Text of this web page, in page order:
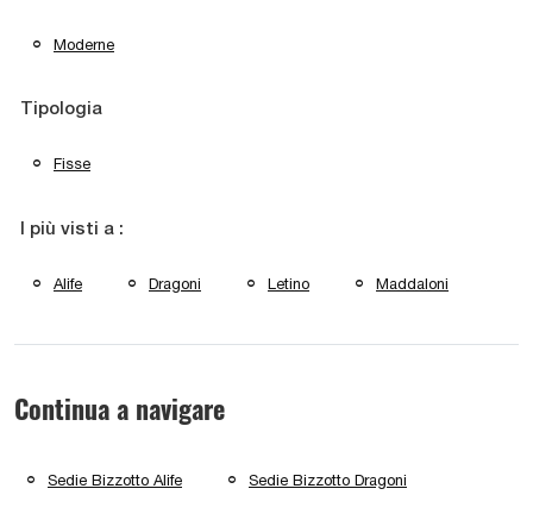
Moderne
Tipologia
Fisse
I più visti a :
Alife Dragoni Letino Maddaloni
Continua a navigare
Sedie Bizzotto Alife Sedie Bizzotto Dragoni